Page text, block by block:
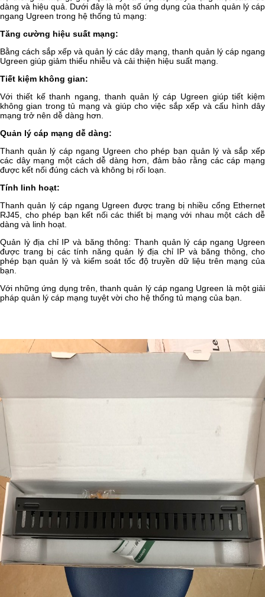
dàng và hiệu quả. Dưới đây là một số ứng dụng của thanh quản lý cáp
ngang Ugreen trong hệ thống tủ mạng:
Tăng cường hiệu suất mạng:
Bằng cách sắp xếp và quản lý các dây mạng, thanh quản lý cáp ngang
Ugreen giúp giảm thiểu nhiễu và cải thiện hiệu suất mạng.
Tiết kiệm không gian:
Với thiết kế thanh ngang, thanh quản lý cáp Ugreen giúp tiết kiệm
không gian trong tủ mạng và giúp cho việc sắp xếp và cấu hình dây
mạng trở nên dễ dàng hơn.
Quản lý cáp mạng dễ dàng:
Thanh quản lý cáp ngang Ugreen cho phép bạn quản lý và sắp xếp
các dây mạng một cách dễ dàng hơn, đảm bảo rằng các cáp mạng
được kết nối đúng cách và không bị rối loạn.
Tính linh hoạt:
Thanh quản lý cáp ngang Ugreen được trang bị nhiều cổng Ethernet
RJ45, cho phép bạn kết nối các thiết bị mạng với nhau một cách dễ
dàng và linh hoạt.
Quản lý địa chỉ IP và băng thông: Thanh quản lý cáp ngang Ugreen
được trang bị các tính năng quản lý địa chỉ IP và băng thông, cho
phép bạn quản lý và kiểm soát tốc độ truyền dữ liệu trên mạng của
bạn.
Với những ứng dụng trên, thanh quản lý cáp ngang Ugreen là một giải
pháp quản lý cáp mạng tuyệt vời cho hệ thống tủ mạng của bạn.